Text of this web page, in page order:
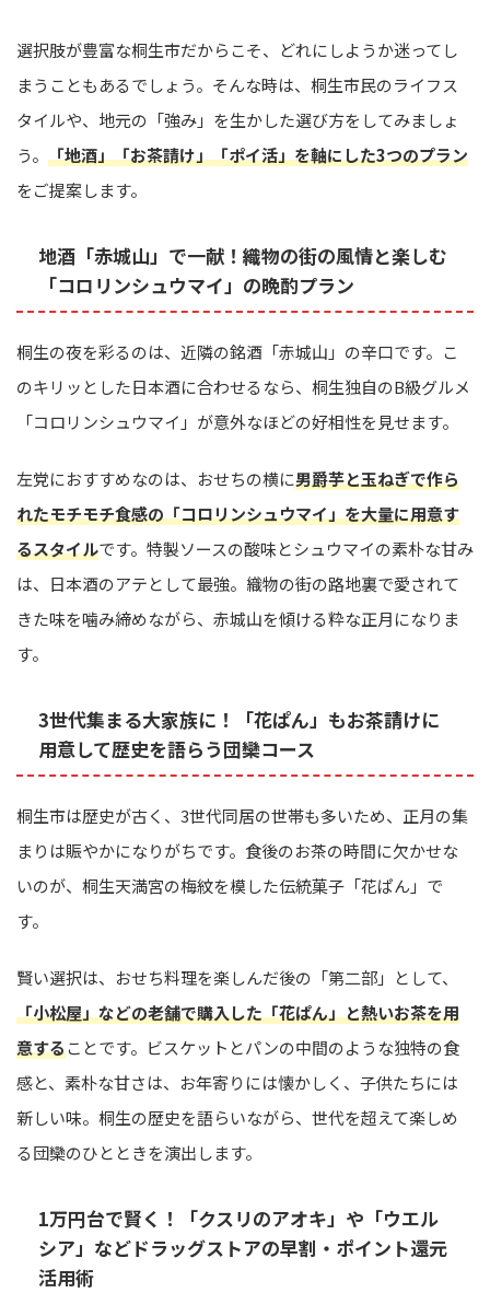
選択肢が豊富な桐生市だからこそ、どれにしようか迷ってし
まうこともあるでしょう。そんな時は、桐生市民のライフス
タイルや、地元の「強み」を生かした選び方をしてみましょ
う。 「地酒」「お茶請け」「ポイ活」を軸にした3つのプラン
をご提案します。
地酒「赤城山」で一献！織物の街の風情と楽しむ
「コロリンシュウマイ」の晩酌プラン
桐生の夜を彩るのは、近隣の銘酒「赤城山」の辛口です。こ
のキリッとした日本酒に合わせるなら、桐生独自のB級グルメ
「コロリンシュウマイ」が意外なほどの好相性を見せます。
左党におすすめなのは、おせちの横に男爵芋と玉ねぎで作ら
れたモチモチ食感の「コロリンシュウマイ」を大量に用意す
るスタイルです。特製ソースの酸味とシュウマイの素朴な甘み
は、日本酒のアテとして最強。織物の街の路地裏で愛されて
きた味を噛み締めながら、赤城山を傾ける粋な正月になりま
す。
3世代集まる大家族に！「花ぱん」もお茶請けに
用意して歴史を語らう団欒コース
桐生市は歴史が古く、3世代同居の世帯も多いため、正月の集
まりは賑やかになりがちです。食後のお茶の時間に欠かせな
いのが、桐生天満宮の梅紋を模した伝統菓子「花ぱん」で
す。
賢い選択は、おせち料理を楽しんだ後の「第二部」として、
「小松屋」などの老舗で購入した「花ぱん」と熱いお茶を用
意することです。ビスケットとパンの中間のような独特の食
感と、素朴な甘さは、お年寄りには懐かしく、子供たちには
新しい味。桐生の歴史を語らいながら、世代を超えて楽しめ
る団欒のひとときを演出します。
1万円台で賢く！「クスリのアオキ」や「ウエル
シア」などドラッグストアの早割・ポイント還元
活用術